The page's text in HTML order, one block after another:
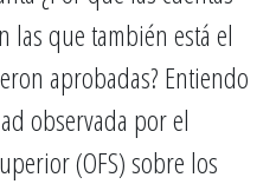
las que también está el
aprobadas? Entiendo
observada por el
(OFS) sobre los